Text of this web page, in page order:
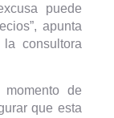
puede
apunta
consultora
de
que esta